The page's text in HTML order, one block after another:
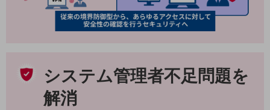
5G対応ホームルーター
IOT完了済みメーカーブランド製品
システム管理者不足問題を
解消